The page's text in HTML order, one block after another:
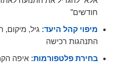
חודשים”
מיפוי קהל היעד: גיל, מיקום,
התנהגות רכישה
בחירת פלטפורמות: איפה